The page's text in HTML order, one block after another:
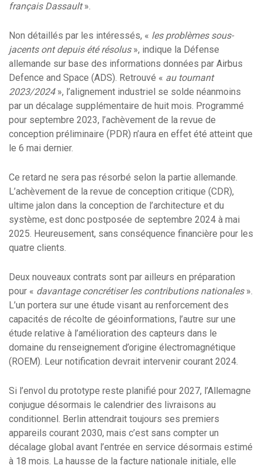
français Dassault».
Non détaillés par les intéressés, « les problèmes sous-
jacents ont depuis été résolus», indique la Défense
allemande sur base des informations données par Airbus
Defence and Space (ADS). Retrouvé « au tournant
2023/2024 », l’alignement industriel se solde néanmoins
par un décalage supplémentaire de huit mois. Programmé
pour septembre 2023, l’achèvement de la revue de
conception préliminaire (PDR) n’aura en effet été atteint que
le 6 mai dernier.
Ce retard ne sera pas résorbé selon la partie allemande.
L’achèvement de la revue de conception critique (CDR),
ultime jalon dans la conception de l’architecture et du
système, est donc postposée de septembre 2024 à mai
2025. Heureusement, sans conséquence financière pour les
quatre clients.
Deux nouveaux contrats sont par ailleurs en préparation
pour « davantage concrétiser les contributions nationales».
L’un portera sur une étude visant au renforcement des
capacités de récolte de géoinformations, l’autre sur une
étude relative à l’amélioration des capteurs dans le
domaine du renseignement d’origine électromagnétique
(ROEM). Leur notification devrait intervenir courant 2024.
Si l’envol du prototype reste planifié pour 2027, l’Allemagne
conjugue désormais le calendrier des livraisons au
conditionnel. Berlin attendrait toujours ses premiers
appareils courant 2030, mais c’est sans compter un
décalage global avant l’entrée en service désormais estimé
à 18 mois. La hausse de la facture nationale initiale, elle